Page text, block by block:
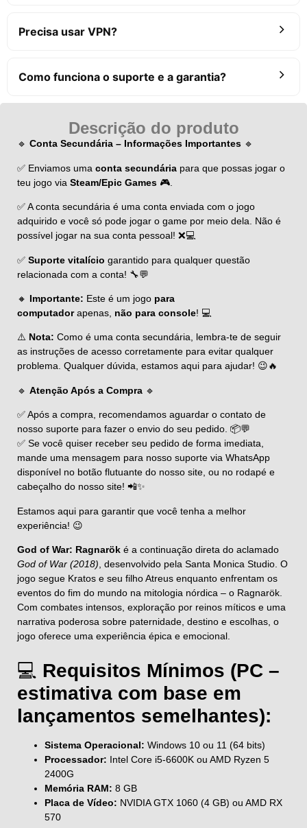
Precisa usar VPN?
Como funciona o suporte e a garantia?
Descrição do produto
🔹 Conta Secundária – Informações Importantes 🔹
✅ Enviamos uma conta secundária para que possas jogar o
teu jogo via Steam/Epic Games 🎮.
✅ A conta secundária é uma conta enviada com o jogo
adquirido e você só pode jogar o game por meio dela. Não é
possível jogar na sua conta pessoal! ❌💻
✅ Suporte vitalício garantido para qualquer questão
relacionada com a conta! 🔧💬
🔸 Importante: Este é um jogo para
computadorapenas, não para console! 💻
⚠️ Nota: Como é uma conta secundária, lembra-te de seguir
as instruções de acesso corretamente para evitar qualquer
problema. Qualquer dúvida, estamos aqui para ajudar! 😉🔥
🔹 Atenção Após a Compra 🔹
✅ Após a compra, recomendamos aguardar o contato de
nosso suporte para fazer o envio do seu pedido. 📦💬
✅ Se você quiser receber seu pedido de forma imediata,
mande uma mensagem para nosso suporte via WhatsApp
disponível no botão flutuante do nosso site, ou no rodapé e
cabeçalho do nosso site! 📲✨
Estamos aqui para garantir que você tenha a melhor
experiência! 😉
God of War: Ragnarök é a continuação direta do aclamado
God of War (2018) , desenvolvido pela Santa Monica Studio. O
jogo segue Kratos e seu filho Atreus enquanto enfrentam os
eventos do fim do mundo na mitologia nórdica – o Ragnarök.
Com combates intensos, exploração por reinos míticos e uma
narrativa poderosa sobre paternidade, destino e escolhas, o
jogo oferece uma experiência épica e emocional.
💻 Requisitos Mínimos (PC –
estimativa com base em
lançamentos semelhantes):
Sistema Operacional: Windows 10 ou 11 (64 bits)
Processador: Intel Core i5-6600K ou AMD Ryzen 5
2400G
Memória RAM: 8 GB
Placa de Vídeo: NVIDIA GTX 1060 (4 GB) ou AMD RX
570